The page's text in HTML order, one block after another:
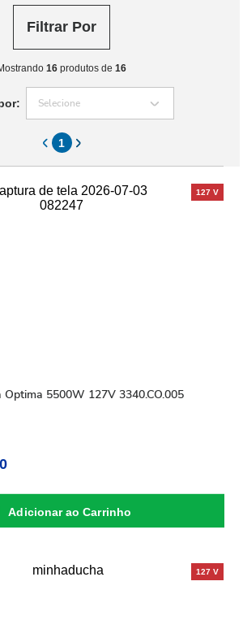
Filtrar Por
16 produtos de 16
1
Selecione
Optima 5500W 127V 3340.CO.005
Adicionar ao Carrinho